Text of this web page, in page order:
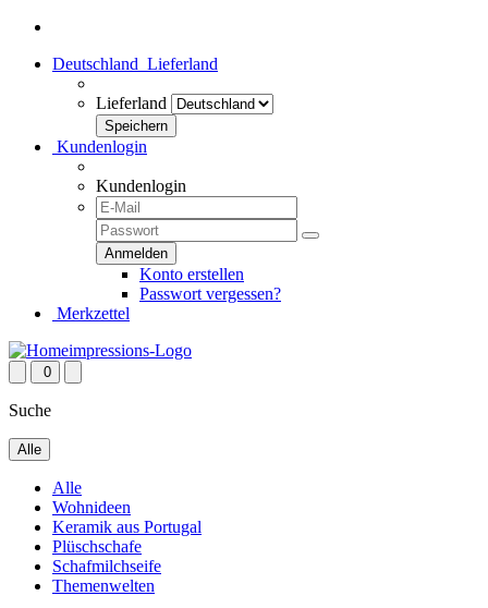
Deutschland Lieferland
Lieferland
Kundenlogin
Kundenlogin
Konto erstellen
Passwort vergessen?
Merkzettel
0
Suche
Alle
Alle
Wohnideen
Keramik aus Portugal
Plüschschafe
Schafmilchseife
Themenwelten